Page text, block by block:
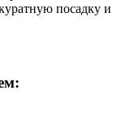
посадку и